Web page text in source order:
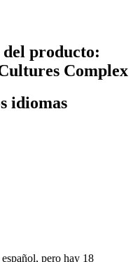
del producto:
Complex
idiomas
pero hay 18